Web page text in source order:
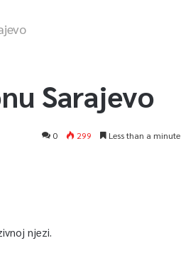
Sarajevo
0 299 Less than a minute
njezi.